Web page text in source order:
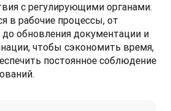
с регулирующими органами.
в рабочие процессы, от
до обновления документации и
чтобы сэкономить время,
постоянное соблюдение